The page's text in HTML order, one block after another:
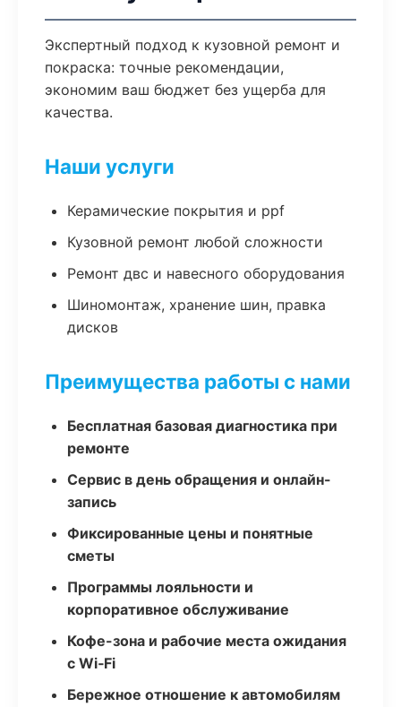
Экспертный подход к кузовной ремонт и
покраска: точные рекомендации,
экономим ваш бюджет без ущерба для
качества.
Наши услуги
Керамические покрытия и ppf
Кузовной ремонт любой сложности
Ремонт двс и навесного оборудования
Шиномонтаж, хранение шин, правка
дисков
Преимущества работы с нами
Бесплатная базовая диагностика при
ремонте
Сервис в день обращения и онлайн-
запись
Фиксированные цены и понятные
сметы
Программы лояльности и
корпоративное обслуживание
Кофе-зона и рабочие места ожидания
с Wi‑Fi
Бережное отношение к автомобилям